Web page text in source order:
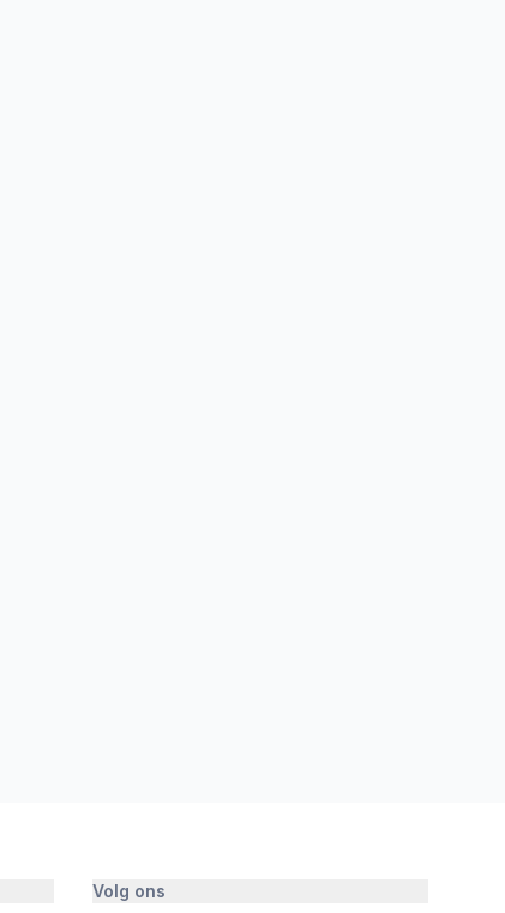
Volg ons